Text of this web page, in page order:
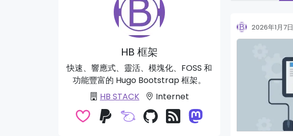
2026年1月7日
HB 框架
快速、響應式、靈活、模塊化、FOSS 和
功能豐富的 Hugo Bootstrap 框架。
HB STACK
Internet